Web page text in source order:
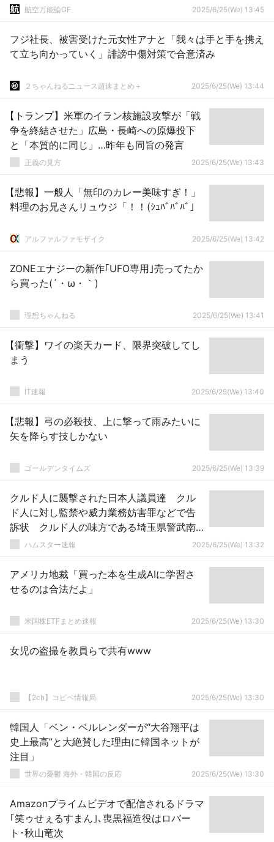
航空万能論GF 2025/6/25(We) 13:45
フジ社長、被害受けた元女性アナと「我々は手と手を携え
て立ち向かっていく」誹謗中傷対策で合意済み
２ちゃんねるニュース超速まとめ＋ 2025/6/25(We) 13:44
【トランプ】米軍のイラン核施設攻撃が「戦
争を終結させた」広島・長崎への原爆投下
と「本質的に同じ」…昨年も同旨の発言
正義の見方 2025/6/25(We) 13:43
【悲報】一般人「無印のカレー美味すぎ！」
料理のお兄さんリュウジ「！！(ｼｭﾊﾞﾊﾞﾊﾞ」
アルファルファモザイク 2025/6/25(We) 13:42
ZONEエナジーの新作｢UFO専用｣売ってたか
ら買った(´・ω・｀)
理想ちゃんねる 2025/6/25(We) 13:41
【衝撃】ワイの楽天カード、限界突破してし
まう
IT速報 2025/6/25(We) 13:40
【悲報】弓の必殺技、上に撃って雨みたいに
矢を降らす技しかない
ゴールデンタイムズ 2025/6/25(We) 13:39
クルド人に襲撃された日本人議員達 クル
ド人に対し監禁や威力業務妨害罪などで告
訴状 クルド人の味方である埼玉県警武南
署「・・・」
ハムスター速報 2025/6/25(We) 13:32
アメリカ地裁「買った本を生成AIに学習さ
せるのは合法だよ」
米国株ETFまとめ速報 2025/6/25(We) 13:30
女児の盗撮を教員らで共有www
【2ch】コピペ情報局 2025/6/25(We) 13:30
韓国人「ベン・ベルレンダーが“大谷翔平は
史上最高”と大絶賛した理由に韓国ネットが
注目」
世界の憂鬱 海外・韓国の反応 2025/6/25(We) 13:30
Amazonプライムビデオで配信されるドラマ
｢笑ゥせぇるすまん｣､喪黒福造役はロバー
ト･秋山竜次